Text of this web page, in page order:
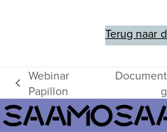
Terug naar
previous
post:
Webinar
Papillon
post: